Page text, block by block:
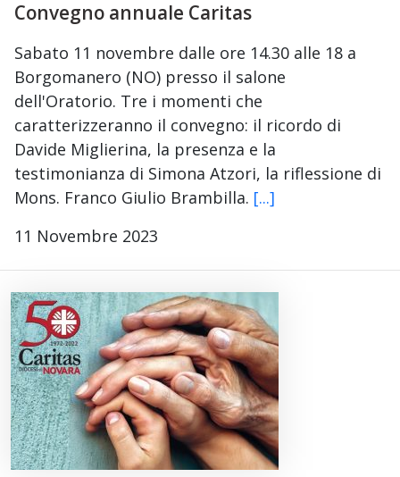
Convegno annuale Caritas
Sabato 11 novembre dalle ore 14.30 alle 18 a
Borgomanero (NO) presso il salone
dell'Oratorio. Tre i momenti che
caratterizzeranno il convegno: il ricordo di
Davide Miglierina, la presenza e la
testimonianza di Simona Atzori, la riflessione di
Mons. Franco Giulio Brambilla. [...]
11 Novembre 2023